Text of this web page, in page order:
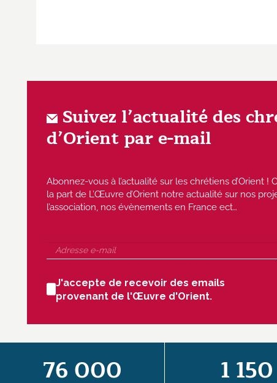
Suivez l’actualité des
d’Orient par e-mail
Abonnez-vous à l’actualité sur les chrétiens d’Orient !
la part de L’Œuvre d’Orient notre actualité sur nos
l’association, nos évènements en France ect…
J'accepte de recevoir des emails
provenant de l'Œuvre d'Orient.
76 000 1 150